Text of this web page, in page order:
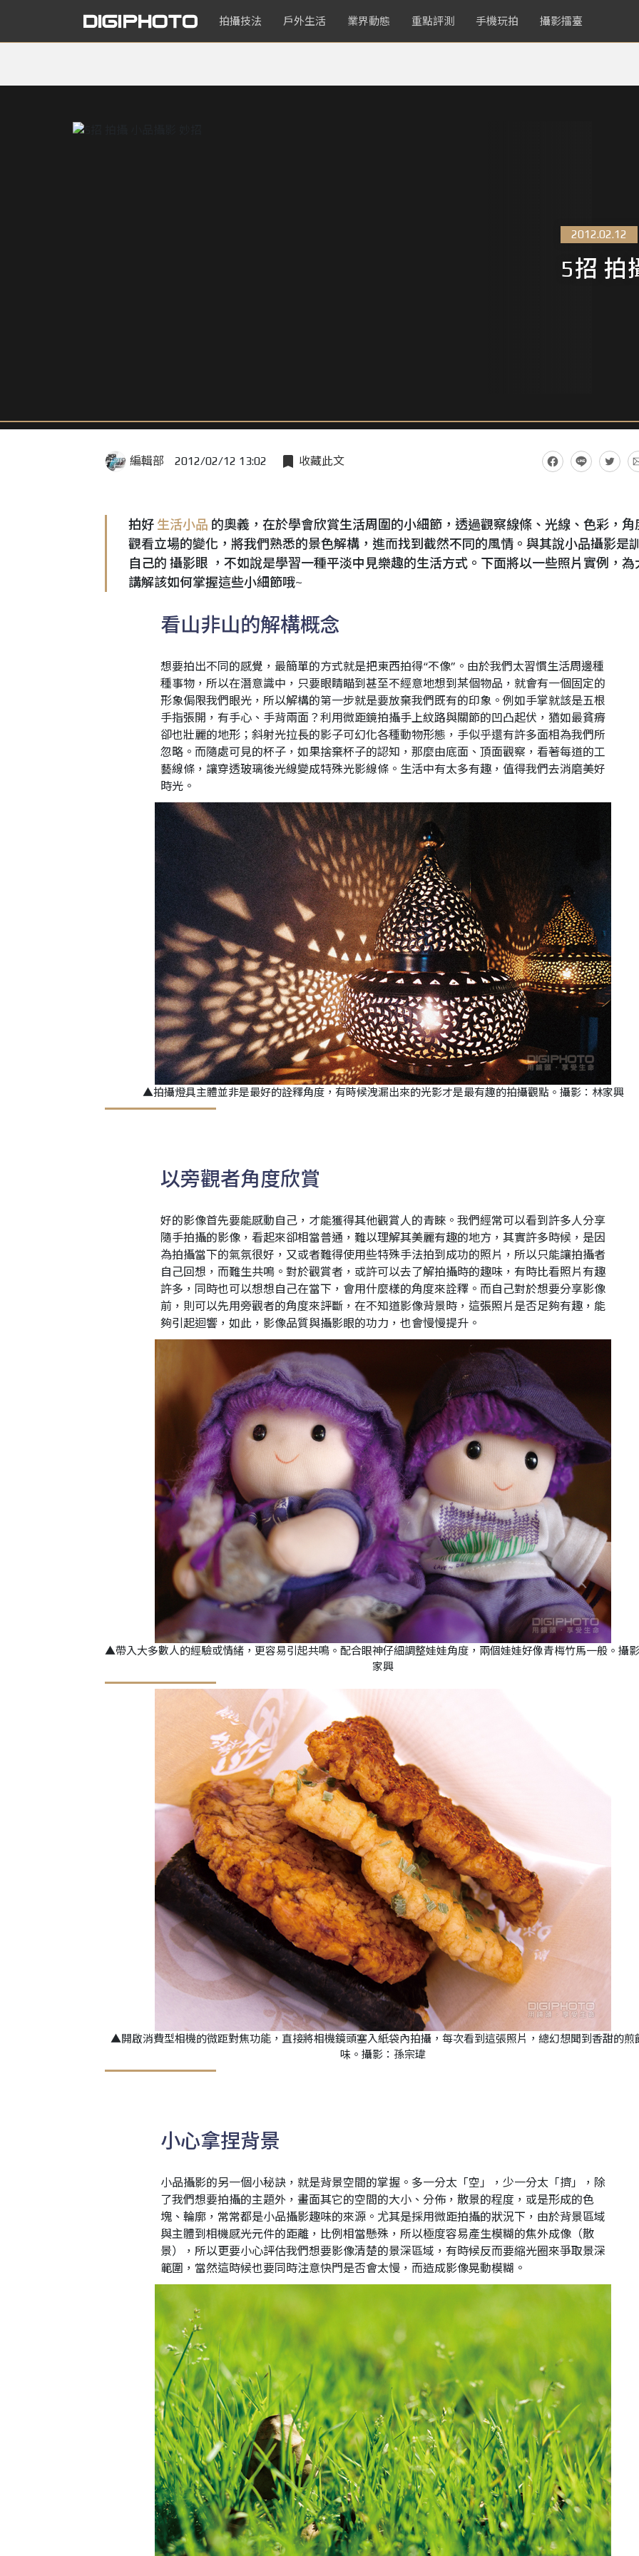
拍攝技法 戶外生活 業界動態 重點評測 手機玩拍 攝影擂臺
2012.02.12
5招 拍
編輯部 2012/02/12 13:02 收藏此文
拍好 生活小品 的奧義，在於學會欣賞生活周圍的小細節，透過觀察線條、光線、色彩，角
觀看立場的變化，將我們熟悉的景色解構，進而找到截然不同的風情。與其說小品攝影是
自己的 攝影眼 ，不如說是學習一種平淡中見樂趣的生活方式。下面將以一些照片實例，為
講解該如何掌握這些小細節哦~
看山非山的解構概念
想要拍出不同的感覺，最簡單的方式就是把東西拍得“不像”。由於我們太習慣生活周邊種
種事物，所以在潛意識中，只要眼睛瞄到甚至不經意地想到某個物品，就會有一個固定的
形象侷限我們眼光，所以解構的第一步就是要放棄我們既有的印象。例如手掌就該是五根
手指張開，有手心、手背兩面？利用微距鏡拍攝手上紋路與關節的凹凸起伏，猶如最貧瘠
卻也壯麗的地形；斜射光拉長的影子可幻化各種動物形態，手似乎還有許多面相為我們所
忽略。而隨處可見的杯子，如果捨棄杯子的認知，那麼由底面、頂面觀察，看著每道的工
藝線條，讓穿透玻璃後光線變成特殊光影線條。生活中有太多有趣，值得我們去消磨美好
時光。
▲拍攝燈具主體並非是最好的詮釋角度，有時候洩漏出來的光影才是最有趣的拍攝觀點。攝影：林家興
以旁觀者角度欣賞
好的影像首先要能感動自己，才能獲得其他觀賞人的青睞。我們經常可以看到許多人分享
隨手拍攝的影像，看起來卻相當普通，難以理解其美麗有趣的地方，其實許多時候，是因
為拍攝當下的氣氛很好，又或者難得使用些特殊手法拍到成功的照片，所以只能讓拍攝者
自己回想，而難生共鳴。對於觀賞者，或許可以去了解拍攝時的趣味，有時比看照片有趣
許多，同時也可以想想自己在當下，會用什麼樣的角度來詮釋。而自己對於想要分享影像
前，則可以先用旁觀者的角度來評斷，在不知道影像背景時，這張照片是否足夠有趣，能
夠引起迴響，如此，影像品質與攝影眼的功力，也會慢慢提升。
▲帶入大多數人的經驗或情緒，更容易引起共鳴。配合眼神仔細調整娃娃角度，兩個娃娃好像青梅竹馬一般。攝
家興
▲開啟消費型相機的微距對焦功能，直接將相機鏡頭塞入紙袋內拍攝，每次看到這張照片，總幻想聞到香甜的煎
味。攝影：孫宗瑋
小心拿捏背景
小品攝影的另一個小秘訣，就是背景空間的掌握。多一分太「空」，少一分太「擠」，除
了我們想要拍攝的主題外，畫面其它的空間的大小、分佈，散景的程度，或是形成的色
塊、輪廓，常常都是小品攝影趣味的來源。尤其是採用微距拍攝的狀況下，由於背景區域
與主體到相機感光元件的距離，比例相當懸殊，所以極度容易產生模糊的焦外成像（散
景），所以更要小心評估我們想要影像清楚的景深區域，有時候反而要縮光圈來爭取景深
範圍，當然這時候也要同時注意快門是否會太慢，而造成影像晃動模糊。